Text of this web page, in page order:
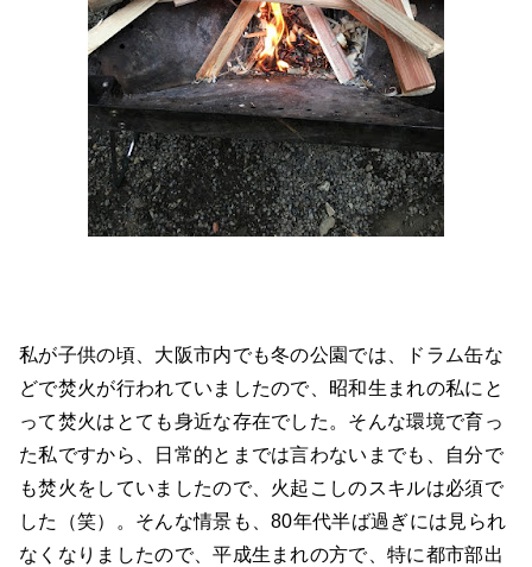
私が子供の頃、大阪市内でも冬の公園では、ドラム缶な
どで焚火が行われていましたので、昭和生まれの私にと
って焚火はとても身近な存在でした。そんな環境で育っ
た私ですから、日常的とまでは言わないまでも、自分で
も焚火をしていましたので、火起こしのスキルは必須で
した（笑）。そんな情景も、80年代半ば過ぎには見られ
なくなりましたので、平成生まれの方で、特に都市部出